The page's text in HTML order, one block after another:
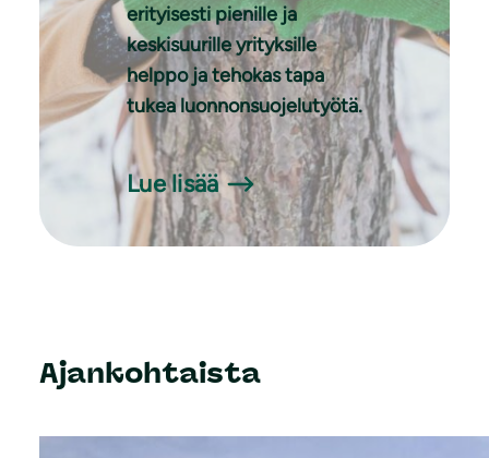
erityisesti pienille ja
keskisuurille yrityksille
helppo ja tehokas tapa
tukea luonnonsuojelutyötä.
Lue lisää
Ajankohtaista